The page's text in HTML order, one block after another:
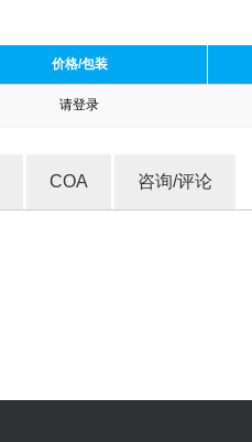
价格/包装
请登录
COA 咨询/评论